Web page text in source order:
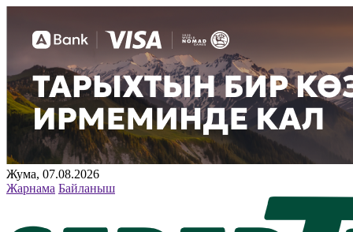
Жума, 07.08.2026
Жарнама Байланыш